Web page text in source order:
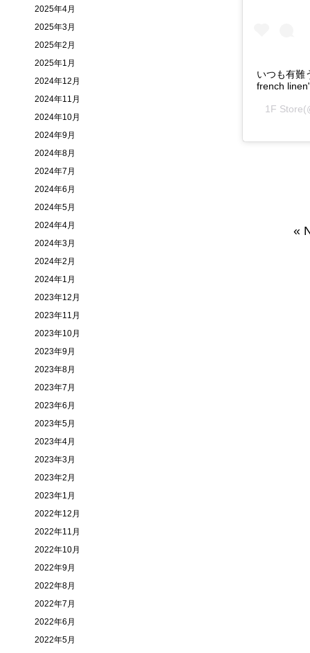
いつも有難
french
1F Store
«
2025年4月
2025年3月
2025年2月
2025年1月
2024年12月
2024年11月
2024年10月
2024年9月
2024年8月
2024年7月
2024年6月
2024年5月
2024年4月
2024年3月
2024年2月
2024年1月
2023年12月
2023年11月
2023年10月
2023年9月
2023年8月
2023年7月
2023年6月
2023年5月
2023年4月
2023年3月
2023年2月
2023年1月
2022年12月
2022年11月
2022年10月
2022年9月
2022年8月
2022年7月
2022年6月
2022年5月